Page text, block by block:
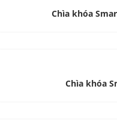
Chìa khóa
Chìa khóa